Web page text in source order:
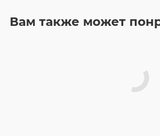
Вам также может